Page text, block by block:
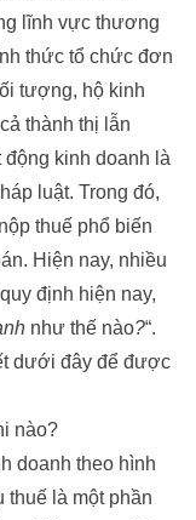
lĩnh vực thương
thức tổ chức đơn
tượng, hộ kinh
thành thị lẫn
kinh doanh là
luật. Trong đó,
thuế phổ biến
Hiện nay, nhiều
định hiện nay,
như thế nào?“.
dưới đây để được
nào?
doanh theo hình
thuế là một phần